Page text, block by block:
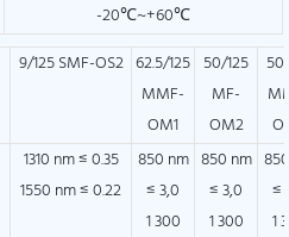
-20℃~+60℃
9/125 SMF-OS2 62.5/125
MMF-
OM1
50/125
MF-
OM2
1310 nm ≤ 0.35
1550 nm ≤ 0.22
850 nm
≤ 3,0
1 300
850 nm
≤ 3,0
1 300
≤
1